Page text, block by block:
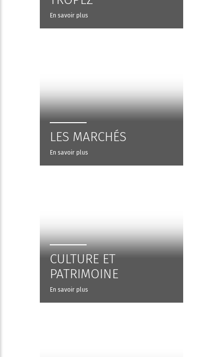
En savoir plus
LES MARCHÉS
En savoir plus
CULTURE ET
PATRIMOINE
En savoir plus